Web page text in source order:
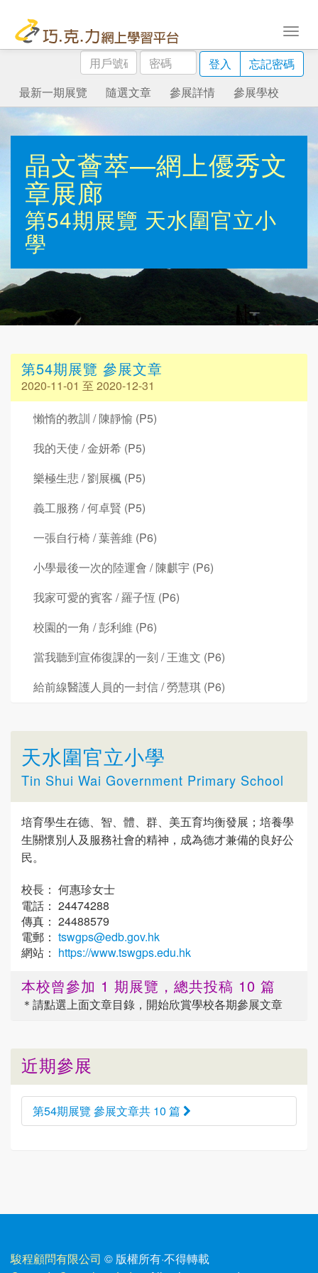
用
戶
號
碼
密
碼
登入
忘記密碼
最新一期展覽
隨選文章 參展詳情 參展學校
晶文薈萃—網上優秀文
章展廊
第54期展覽 天水圍官立小
學
第54期展覽 參展文章
2020-11-01 至 2020-12-31
懶惰的教訓 / 陳靜愉 (P5)
我的天使 / 金妍希 (P5)
樂極生悲 / 劉展楓 (P5)
義工服務 / 何卓賢 (P5)
一張自行椅 / 葉善維 (P6)
小學最後一次的陸運會 / 陳麒宇 (P6)
我家可愛的賓客 / 羅子恆 (P6)
校園的一角 / 彭利維 (P6)
當我聽到宣佈復課的一刻 / 王進文 (P6)
給前線醫護人員的一封信 / 勞慧琪 (P6)
天水圍官立小學
Tin Shui Wai Government Primary School
培育學生在德、智、體、群、美五育均衡發展；培養學
生關懷別人及服務社會的精神，成為德才兼備的良好公
民。
校長： 何惠珍女士
電話： 24474288
傳真： 24488579
電郵： tswgps@edb.gov.hk
網站： https://www.tswgps.edu.hk
本校曾參加 1 期展覽，總共投稿 10 篇
＊請點選上面文章目錄，開始欣賞學校各期參展文章
近期參展
第54期展覽 參展文章共 10 篇
駿程顧問有限公司 © 版權所有·不得轉載